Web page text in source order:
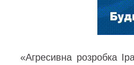
«Агресивна розробка